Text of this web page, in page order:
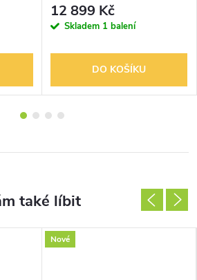
12 899 Kč
Skladem 1 balení
DO KOŠÍKU
Nové